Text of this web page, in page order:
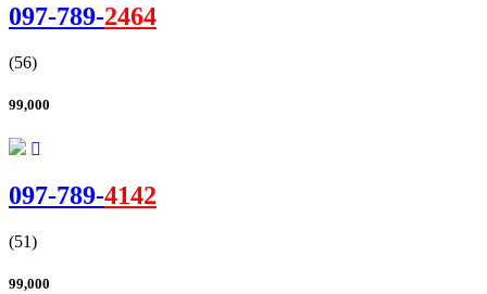
097-789-2464
(56)
99,000
097-789-4142
(51)
99,000